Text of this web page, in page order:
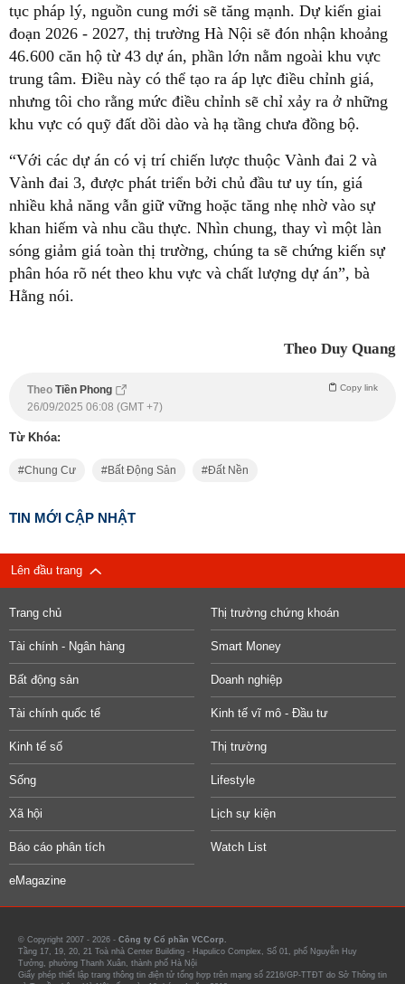
tục pháp lý, nguồn cung mới sẽ tăng mạnh. Dự kiến giai
đoạn 2026 - 2027, thị trường Hà Nội sẽ đón nhận khoảng
46.600 căn hộ từ 43 dự án, phần lớn nằm ngoài khu vực
trung tâm. Điều này có thể tạo ra áp lực điều chỉnh giá,
nhưng tôi cho rằng mức điều chỉnh sẽ chỉ xảy ra ở những
khu vực có quỹ đất dồi dào và hạ tầng chưa đồng bộ.
“Với các dự án có vị trí chiến lược thuộc Vành đai 2 và
Vành đai 3, được phát triển bởi chủ đầu tư uy tín, giá
nhiều khả năng vẫn giữ vững hoặc tăng nhẹ nhờ vào sự
khan hiếm và nhu cầu thực. Nhìn chung, thay vì một làn
sóng giảm giá toàn thị trường, chúng ta sẽ chứng kiến sự
phân hóa rõ nét theo khu vực và chất lượng dự án”, bà
Hằng nói.
Theo Duy Quang
Theo Tiền Phong Copy link
26/09/2025 06:08 (GMT +7)
Từ Khóa:
Chung Cư Bất Động Sản Đất Nền
TIN MỚI CẬP NHẬT
Lên đầu trang
Trang chủ Thị trường chứng khoán
Tài chính - Ngân hàng Smart Money
Bất động sản Doanh nghiệp
Tài chính quốc tế Kinh tế vĩ mô - Đầu tư
Kinh tế số Thị trường
Sống Lifestyle
Xã hội Lịch sự kiện
Báo cáo phân tích Watch List
eMagazine
© Copyright 2007 - 2026 - Công ty Cổ phần VCCorp.
Tầng 17, 19, 20, 21 Toà nhà Center Building - Hapulico Complex, Số 01, phố Nguyễn Huy
Tưởng, phường Thanh Xuân, thành phố Hà Nội
Giấy phép thiết lập trang thông tin điện tử tổng hợp trên mạng số 2216/GP-TTĐT do Sở Thông tin